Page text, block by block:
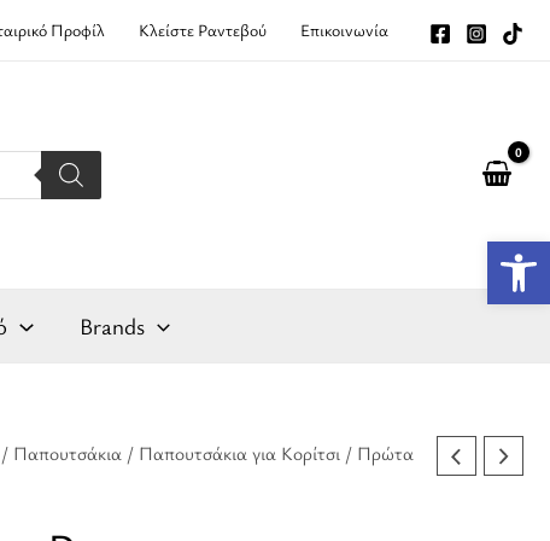
Προφίλ Κλείστε Ραντεβού Επικοινωνία
Brands
/ Παπουτσάκια / Παπουτσάκια για Κορίτσι / Πρώτα